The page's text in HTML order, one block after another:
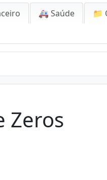
🚑 Saúde 📁
Zeros